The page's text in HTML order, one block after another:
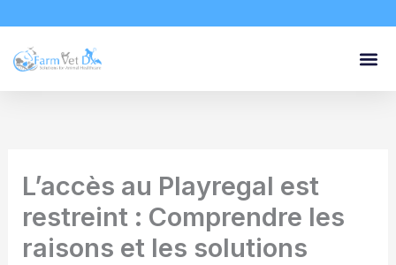
content
L’accès au Playregal est
restreint : Comprendre les
raisons et les solutions